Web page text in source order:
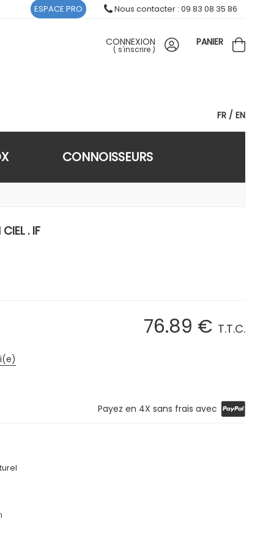
FR EN
CONNEXION
( s'inscrire )
PANIER
CONNOISSEURS
. IF
76.89 € T.T.C.
Payez en 4X sans frais avec
ESPACE PRO Nous contacter : 09 83 08 35 86